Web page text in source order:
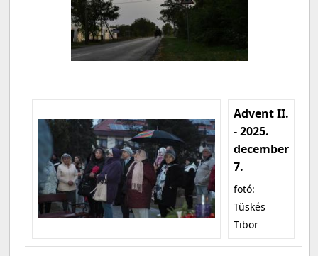
Advent II.
- 2025.
december
7.
fotó:
Tüskés
Tibor